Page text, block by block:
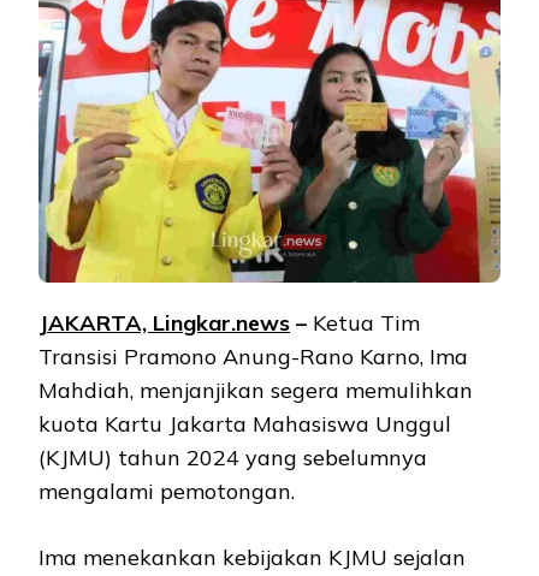
JAKARTA, Lingkar.news – Ketua Tim
Transisi Pramono Anung-Rano Karno, Ima
Mahdiah, menjanjikan segera memulihkan
kuota Kartu Jakarta Mahasiswa Unggul
(KJMU) tahun 2024 yang sebelumnya
mengalami pemotongan.
Ima menekankan kebijakan KJMU sejalan